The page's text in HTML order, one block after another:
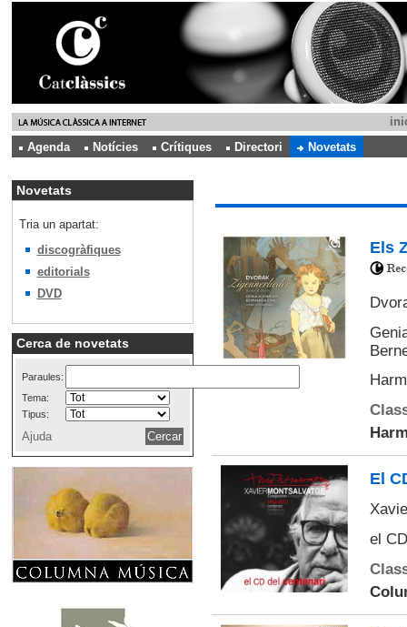
Agenda
Notícies Crítiques Directori Novetats
Novetats
Tria un apartat:
discogràfiques
editorials
DVD
Cerca de novetats
Paraules:
Tema:
Tipus:
Ajuda
Els
El
el